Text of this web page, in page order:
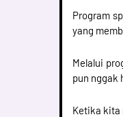
Program
yang
Melalui
pun nggak
Ketika kita